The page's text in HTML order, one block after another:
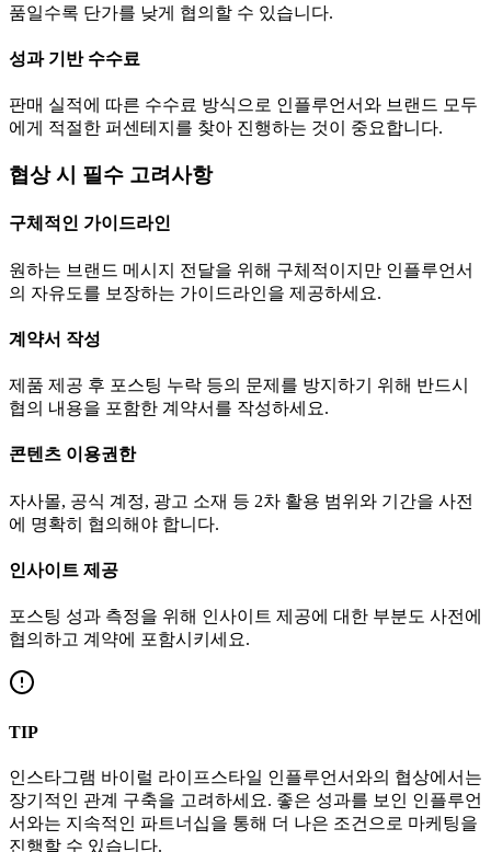
품일수록 단가를 낮게 협의할 수 있습니다.
성과 기반 수수료
판매 실적에 따른 수수료 방식으로 인플루언서와 브랜드 모두
에게 적절한 퍼센테지를 찾아 진행하는 것이 중요합니다.
협상 시 필수 고려사항
구체적인 가이드라인
원하는 브랜드 메시지 전달을 위해 구체적이지만 인플루언서
의 자유도를 보장하는 가이드라인을 제공하세요.
계약서 작성
제품 제공 후 포스팅 누락 등의 문제를 방지하기 위해 반드시
협의 내용을 포함한 계약서를 작성하세요.
콘텐츠 이용권한
자사몰, 공식 계정, 광고 소재 등 2차 활용 범위와 기간을 사전
에 명확히 협의해야 합니다.
인사이트 제공
포스팅 성과 측정을 위해 인사이트 제공에 대한 부분도 사전에
협의하고 계약에 포함시키세요.
TIP
인스타그램 바이럴 라이프스타일 인플루언서와의 협상에서는
장기적인 관계 구축을 고려하세요. 좋은 성과를 보인 인플루언
서와는 지속적인 파트너십을 통해 더 나은 조건으로 마케팅을
진행할 수 있습니다.